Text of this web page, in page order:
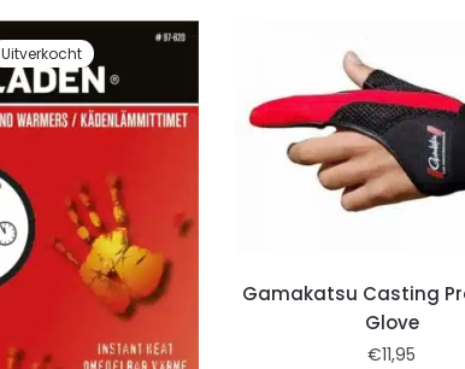
Uitverkocht
Gamakatsu Casting
Glove
€11,95